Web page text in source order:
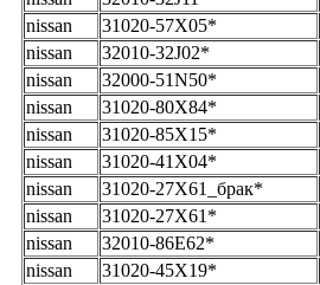
nissan
31020-57X05*
nissan
32010-32J02*
nissan
32000-51N50*
nissan
31020-80X84*
nissan
31020-85X15*
nissan
31020-41X04*
nissan
31020-27X61_брак*
nissan
31020-27X61*
nissan
32010-86E62*
nissan
31020-45X19*